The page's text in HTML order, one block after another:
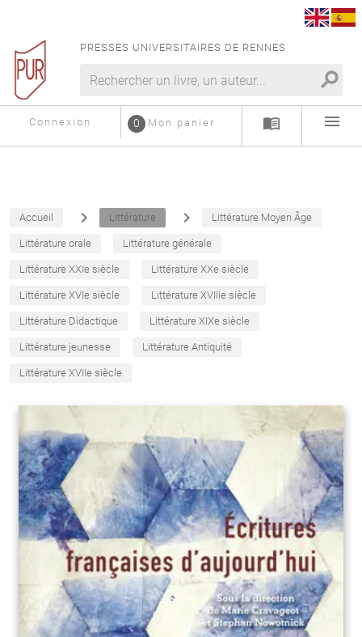
PRESSES UNIVERSITAIRES DE RENNES
search
Connexion Mon panier
0 menu_book menu
Accueil navigate_next Littérature navigate_next Littérature Moyen Âge
Littérature orale Littérature générale
Littérature XXIe siècle Littérature XXe siècle
Littérature XVIe siècle Littérature XVIIIe siècle
Littérature Didactique Littérature XIXe siècle
Littérature jeunesse Littérature Antiquité
Littérature XVIIe siècle